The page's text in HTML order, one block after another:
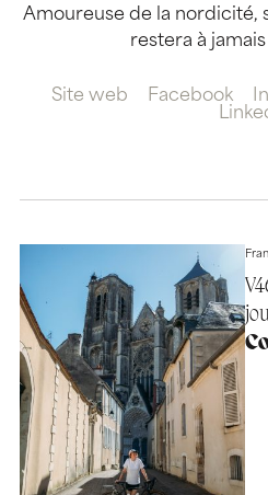
Amoureuse de la
restera à
Site web Facebook